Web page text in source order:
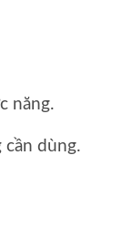
năng.
dùng.